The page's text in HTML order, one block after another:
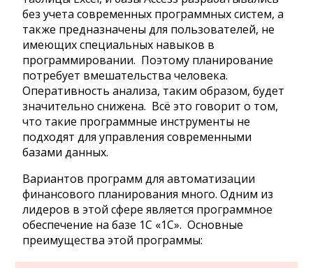
без учета современных программных систем, а
также предназначены для пользователей, не
имеющих специальных навыков в
программировании. Поэтому планирование
потребует вмешательства человека.
Оперативность анализа, таким образом, будет
значительно снижена. Всё это говорит о том,
что такие программные инструменты не
подходят для управления современными
базами данных.
Вариантов программ для автоматизации
финансового планирования много. Одним из
лидеров в этой сфере является программное
обеспечение на базе 1С «1C». Основные
преимущества этой программы: